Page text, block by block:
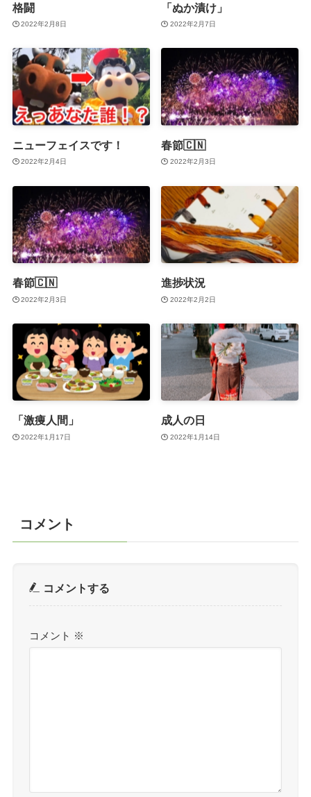
格闘
2022年2月8日
「ぬか漬け」
2022年2月7日
ニューフェイスです！
2022年2月4日
春節🇨🇳
2022年2月3日
春節🇨🇳
2022年2月3日
進捗状況
2022年2月2日
「激痩人間」
2022年1月17日
成人の日
2022年1月14日
コメント
コメントする
コメント ※